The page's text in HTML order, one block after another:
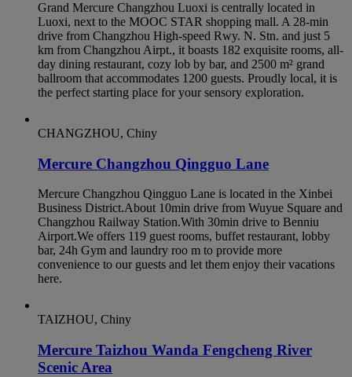
Grand Mercure Changzhou Luoxi is centrally located in
Luoxi, next to the MOOC STAR shopping mall. A 28-min
drive from Changzhou High-speed Rwy. N. Stn. and just 5
km from Changzhou Airpt., it boasts 182 exquisite rooms, all-
day dining restaurant, cozy lob by bar, and 2500 m² grand
ballroom that accommodates 1200 guests. Proudly local, it is
the perfect starting place for your sensory exploration.
CHANGZHOU, Chiny
Mercure Changzhou Qingguo Lane
Mercure Changzhou Qingguo Lane is located in the Xinbei
Business District.About 10min drive from Wuyue Square and
Changzhou Railway Station.With 30min drive to Benniu
Airport.We offers 119 guest rooms, buffet restaurant, lobby
bar, 24h Gym and laundry roo m to provide more
convenience to our guests and let them enjoy their vacations
here.
TAIZHOU, Chiny
Mercure Taizhou Wanda Fengcheng River
Scenic Area